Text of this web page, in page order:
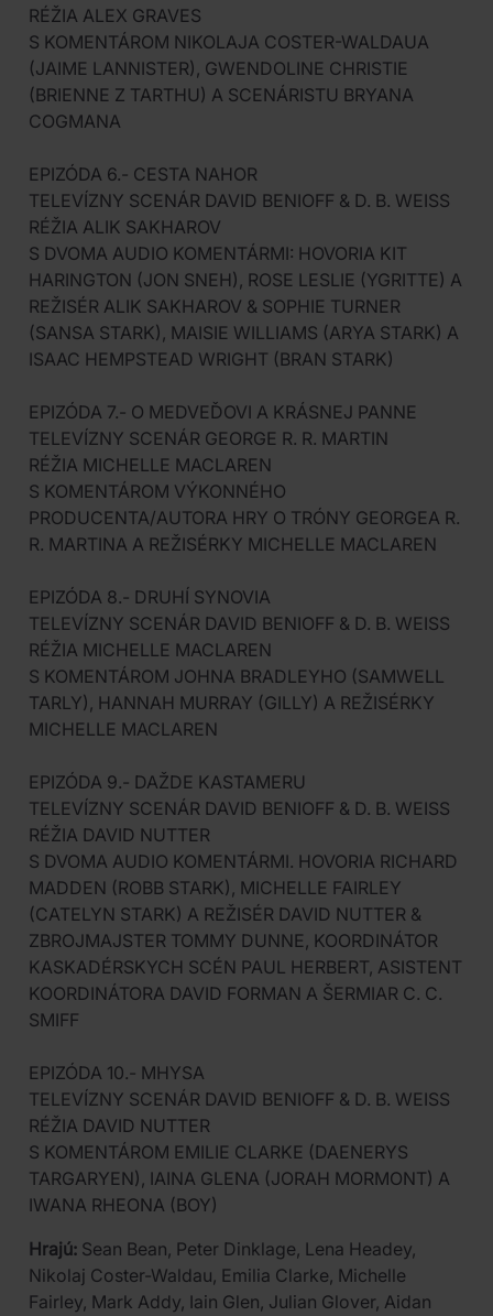
RÉŽIA ALEX GRAVES
S KOMENTÁROM NIKOLAJA COSTER-WALDAUA
(JAIME LANNISTER), GWENDOLINE CHRISTIE
(BRIENNE Z TARTHU) A SCENÁRISTU BRYANA
COGMANA
EPIZÓDA 6.- CESTA NAHOR
TELEVÍZNY SCENÁR DAVID BENIOFF & D. B. WEISS
RÉŽIA ALIK SAKHAROV
S DVOMA AUDIO KOMENTÁRMI: HOVORIA KIT
HARINGTON (JON SNEH), ROSE LESLIE (YGRITTE) A
REŽISÉR ALIK SAKHAROV & SOPHIE TURNER
(SANSA STARK), MAISIE WILLIAMS (ARYA STARK) A
ISAAC HEMPSTEAD WRIGHT (BRAN STARK)
EPIZÓDA 7.- O MEDVEĎOVI A KRÁSNEJ PANNE
TELEVÍZNY SCENÁR GEORGE R. R. MARTIN
RÉŽIA MICHELLE MACLAREN
S KOMENTÁROM VÝKONNÉHO
PRODUCENTA/AUTORA HRY O TRÓNY GEORGEA R.
R. MARTINA A REŽISÉRKY MICHELLE MACLAREN
EPIZÓDA 8.- DRUHÍ SYNOVIA
TELEVÍZNY SCENÁR DAVID BENIOFF & D. B. WEISS
RÉŽIA MICHELLE MACLAREN
S KOMENTÁROM JOHNA BRADLEYHO (SAMWELL
TARLY), HANNAH MURRAY (GILLY) A REŽISÉRKY
MICHELLE MACLAREN
EPIZÓDA 9.- DAŽDE KASTAMERU
TELEVÍZNY SCENÁR DAVID BENIOFF & D. B. WEISS
RÉŽIA DAVID NUTTER
S DVOMA AUDIO KOMENTÁRMI. HOVORIA RICHARD
MADDEN (ROBB STARK), MICHELLE FAIRLEY
(CATELYN STARK) A REŽISÉR DAVID NUTTER &
ZBROJMAJSTER TOMMY DUNNE, KOORDINÁTOR
KASKADÉRSKYCH SCÉN PAUL HERBERT, ASISTENT
KOORDINÁTORA DAVID FORMAN A ŠERMIAR C. C.
SMIFF
EPIZÓDA 10.- MHYSA
TELEVÍZNY SCENÁR DAVID BENIOFF & D. B. WEISS
RÉŽIA DAVID NUTTER
S KOMENTÁROM EMILIE CLARKE (DAENERYS
TARGARYEN), IAINA GLENA (JORAH MORMONT) A
IWANA RHEONA (BOY)
Hrajú: Sean Bean, Peter Dinklage, Lena Headey,
Nikolaj Coster-Waldau, Emilia Clarke, Michelle
Fairley, Mark Addy, Iain Glen, Julian Glover, Aidan